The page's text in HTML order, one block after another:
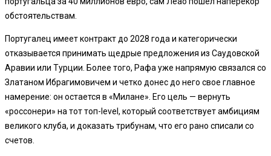
обстоятельствам.
Португалец имеет контракт до 2028 года и категорически
отказывается принимать щедрые предложения из Саудовской
Аравии или Турции. Более того, Рафа уже напрямую связался со
Златаном Ибрагимовичем и четко донес до него свое главное
намерение: он остается в «Милане». Его цель — вернуть
«россонери» на тот топ-level, который соответствует амбициям
великого клуба, и доказать трибунам, что его рано списали со
счетов.